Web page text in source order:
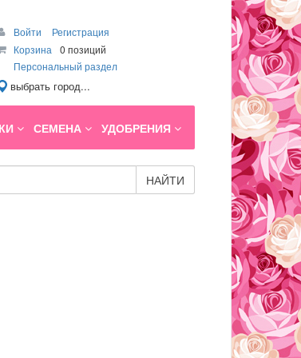
Войти
Регистрация
Корзина
0 позиций
Персональный раздел
выбрать город...
СЕМЕНА УДОБРЕНИЯ
НАЙТИ